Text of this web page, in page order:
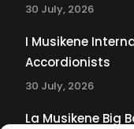
30 July, 2026
I Musikene
Accordionists
30 July, 2026
La Musikene Big